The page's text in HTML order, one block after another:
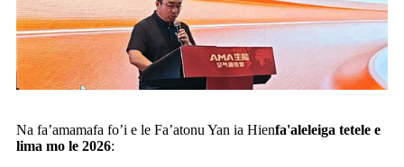
Na fa’amamafa fo’i e le Fa’atonu Yan ia Hienfa'aleleiga tetele e
lima mo le 2026: